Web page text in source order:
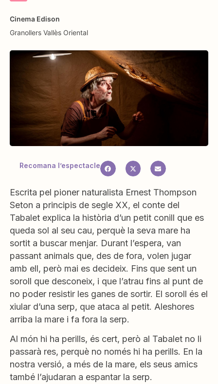
Cinema Edison
Granollers Vallès Oriental
Recomana l’espectacle
Escrita pel pioner naturalista Ernest Thompson
Seton a principis de segle XX, el conte del
Tabalet explica la història d’un petit conill que es
queda sol al seu cau, perquè la seva mare ha
sortit a buscar menjar. Durant l’espera, van
passant animals que, des de fora, volen jugar
amb ell, però mai es decideix. Fins que sent un
soroll que desconeix, i que l’atrau fins al punt de
no poder resistir les ganes de sortir. El soroll és el
xiular d’una serp, que ataca al petit. Aleshores
arriba la mare i fa fora la serp.
Al món hi ha perills, és cert, però al Tabalet no li
passarà res, perquè no només hi ha perills. En la
nostra versió, a més de la mare, els seus amics
també l’ajudaran a espantar la serp.